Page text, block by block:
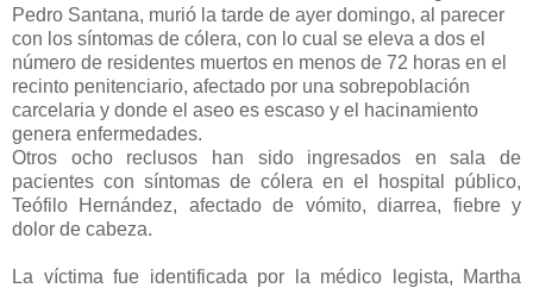
Pedro Santana, murió la tarde de ayer domingo, al parecer
con los síntomas de cólera, con lo cual se eleva a dos el
número de residentes muertos en menos de 72 horas en el
recinto penitenciario, afectado por una sobrepoblación
carcelaria y donde el aseo es escaso y el hacinamiento
genera enfermedades.
Otros ocho reclusos han sido ingresados en sala de
pacientes con síntomas de cólera en el hospital público,
Teófilo Hernández, afectado de vómito, diarrea, fiebre y
dolor de cabeza.
La víctima fue identificada por la médico legista, Martha